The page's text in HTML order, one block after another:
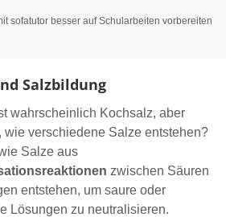
sofatutor besser auf Schularbeiten vorbereiten
Salzbildung
wahrscheinlich Kochsalz, aber
wie verschiedene Salze entstehen?
Salze aus
zwischen Säuren
entstehen, um saure oder
Lösungen zu neutralisieren.